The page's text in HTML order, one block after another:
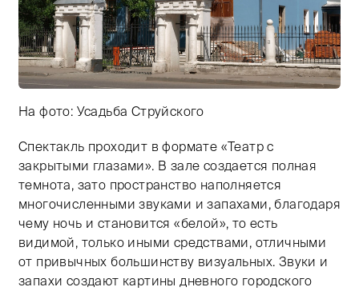
На фото: Усадьба Струйского
Тифлокомментарий: цветная фотография. Улица,
Спектакль проходит в формате «Театр с
закрытыми глазами». В зале создается полная
темнота, зато пространство наполняется
многочисленными звуками и запахами, благодаря
чему ночь и становится «белой», то есть
видимой, только иными средствами, отличными
от привычных большинству визуальных. Звуки и
запахи создают картины дневного городского